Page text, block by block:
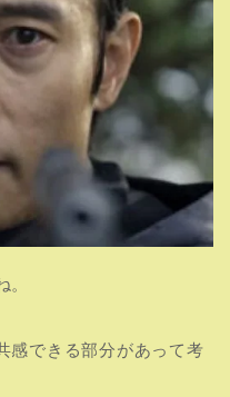
感できる部分があって考